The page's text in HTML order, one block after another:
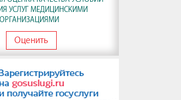
УСЛУГ МЕДИЦИНСКИМИ
ОРГАНИЗАЦИЯМИ
Оценить